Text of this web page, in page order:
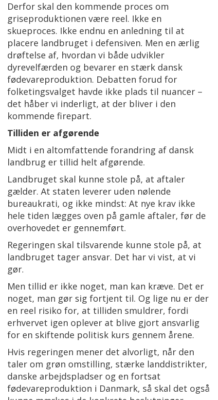
Derfor skal den kommende proces om
griseproduktionen være reel. Ikke en
skueproces. Ikke endnu en anledning til at
placere landbruget i defensiven. Men en ærlig
drøftelse af, hvordan vi både udvikler
dyrevelfærden og bevarer en stærk dansk
fødevareproduktion. Debatten forud for
folketingsvalget havde ikke plads til nuancer –
det håber vi inderligt, at der bliver i den
kommende firepart.
Tilliden er afgørende
Midt i en altomfattende forandring af dansk
landbrug er tillid helt afgørende.
Landbruget skal kunne stole på, at aftaler
gælder. At staten leverer uden nølende
bureaukrati, og ikke mindst: At nye krav ikke
hele tiden lægges oven på gamle aftaler, før de
overhovedet er gennemført.
Regeringen skal tilsvarende kunne stole på, at
landbruget tager ansvar. Det har vi vist, at vi
gør.
Men tillid er ikke noget, man kan kræve. Det er
noget, man gør sig fortjent til. Og lige nu er der
en reel risiko for, at tilliden smuldrer, fordi
erhvervet igen oplever at blive gjort ansvarlig
for en skiftende politisk kurs gennem årene.
Hvis regeringen mener det alvorligt, når den
taler om grøn omstilling, stærke landdistrikter,
danske arbejdspladser og en fortsat
fødevareproduktion i Danmark, så skal det også